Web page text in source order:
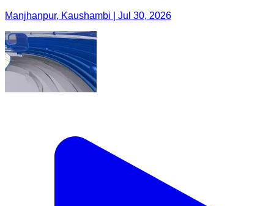
Manjhanpur, Kaushambi | Jul 30, 2026